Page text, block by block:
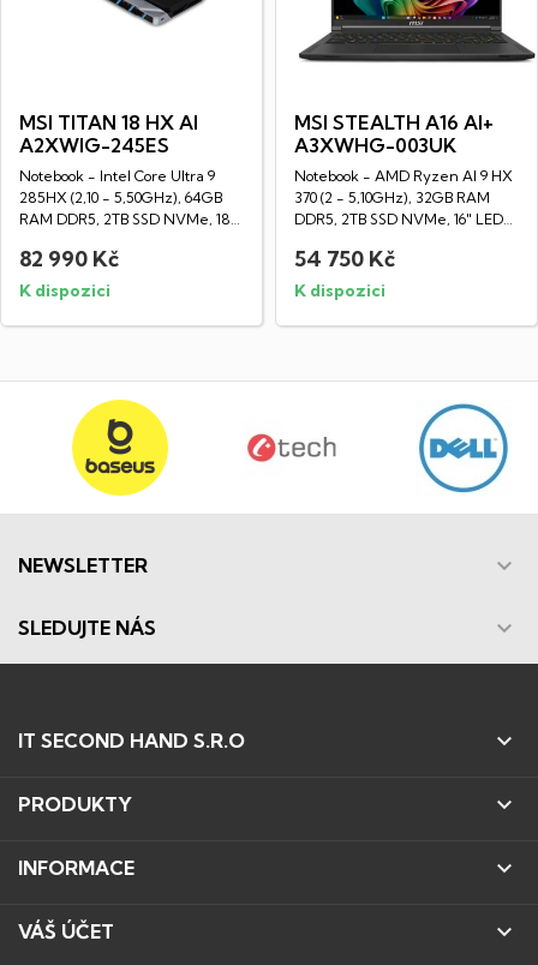
MSI TITAN 18 HX AI
A2XWIG-245ES
Notebook - Intel Core Ultra 9
285HX (2,10 - 5,50GHz), 64GB
RAM DDR5, 2TB SSD NVMe, 18"
82 990 Kč
K dispozici
MSI STEALTH A16 AI+
A3XWHG-003UK
Notebook - AMD Ryzen AI 9 HX
370 (2 - 5,10GHz), 32GB RAM
DDR5, 2TB SSD NVMe, 16" LED
54 750 Kč
K dispozici
NEWSLETTER 
SLEDUJTE NÁS 
IT SECOND HAND S.R.O 
PRODUKTY 
INFORMACE 
VÁŠ ÚČET 